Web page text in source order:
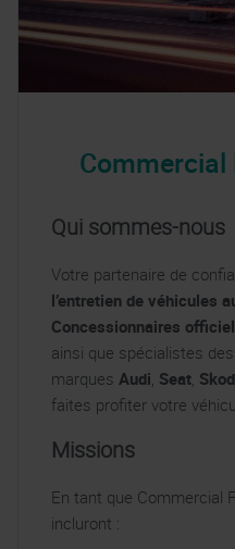
Commercial
Qui sommes-nous
Votre partenaire de
l’entretien de véhicules
Concessionnaires
ainsi que spécialistes des
marques Audi Seat
faites profiter votre
Missions
En tant que Commercial
incluront :